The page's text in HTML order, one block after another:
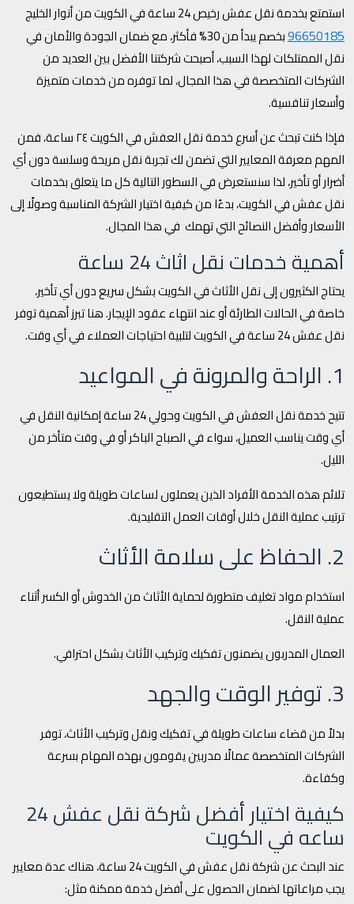
استمتع بخدمة نقل عفش رخيص 24 ساعة في الكويت من أنوار الخليج
96650185
بخصم يبدأ من 30% فأكثر، مع ضمان الجودة والأمان في
نقل الممتلكات لهذا السبب، أصبحت شركتنا الأفضل بين العديد من
الشركات المتخصصة في هذا المجال، لما توفره من خدمات متميزة
وأسعار تنافسية.
فإذا كنت تبحث عن أسرع خدمة نقل العفش في الكويت ٢٤ ساعة، فمن
المهم معرفة المعايير التي تضمن لك تجربة نقل مريحة وسلسة دون أي
أضرار أو تأخير، لذا سنستعرض في السطور التالية كل ما يتعلق بخدمات
نقل عفش في الكويت، بدءًا من كيفية اختيار الشركة المناسبة وصولًا إلى
الأسعار وأفضل النصائح التي تهمك في هذا المجال.
أهمية خدمات نقل اثاث 24 ساعة
يحتاج الكثيرون إلى نقل الأثاث في الكويت بشكل سريع دون أي تأخير،
خاصة في الحالات الطارئة أو عند انتهاء عقود الإيجار. هنا تبرز أهمية توفر
نقل عفش 24 ساعة في الكويت لتلبية احتياجات العملاء في أي وقت.
1. الراحة والمرونة في المواعيد
تتيح خدمة نقل العفش في الكويت وحولي 24 ساعة إمكانية النقل في
أي وقت يناسب العميل، سواء في الصباح الباكر أو في وقت متأخر من
الليل.
تلائم هذه الخدمة الأفراد الذين يعملون لساعات طويلة ولا يستطيعون
ترتيب عملية النقل خلال أوقات العمل التقليدية.
2. الحفاظ على سلامة الأثاث
استخدام مواد تغليف متطورة لحماية الأثاث من الخدوش أو الكسر أثناء
عملية النقل.
العمال المدربون يضمنون تفكيك وتركيب الأثاث بشكل احترافي.
3. توفير الوقت والجهد
بدلاً من قضاء ساعات طويلة في تفكيك ونقل وتركيب الأثاث، توفر
الشركات المتخصصة عمالًا مدربين يقومون بهذه المهام بسرعة
وكفاءة.
كيفية اختيار أفضل شركة نقل عفش 24
ساعه في الكويت
عند البحث عن شركة نقل عفش في الكويت 24 ساعة، هناك عدة معايير
يجب مراعاتها لضمان الحصول على أفضل خدمة ممكنة مثل: